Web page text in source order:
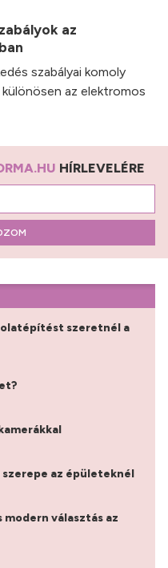
az
szabályai komoly
az elektromos
HÍRLEVELÉRE
szeretnél a
az épületeknél
választás az